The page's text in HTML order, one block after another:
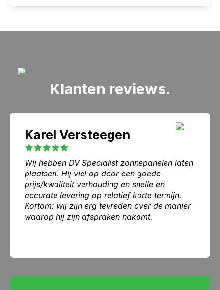
Klanten reviews.
Karel Versteegen
Wij hebben DV Specialist zonnepanelen laten
plaatsen. Hij viel op door een goede
prijs/kwaliteit verhouding en snelle en
accurate levering op relatief korte termijn.
Kortom: wij zijn erg tevreden over de manier
waarop hij zijn afspraken nakomt.